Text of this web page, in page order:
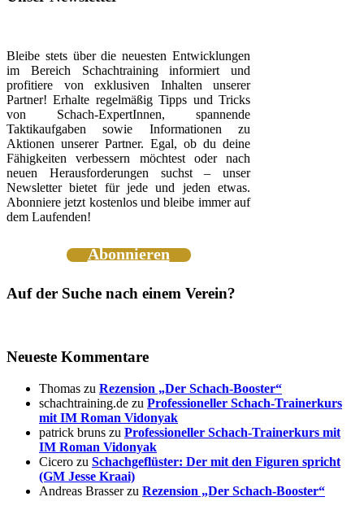
Bleibe stets über die neuesten Entwicklungen
im Bereich Schachtraining informiert und
profitiere von exklusiven Inhalten unserer
Partner! Erhalte regelmäßig Tipps und Tricks
von Schach-ExpertInnen, spannende
Taktikaufgaben sowie Informationen zu
Aktionen unserer Partner. Egal, ob du deine
Fähigkeiten verbessern möchtest oder nach
neuen Herausforderungen suchst – unser
Newsletter bietet für jede und jeden etwas.
Abonniere jetzt kostenlos und bleibe immer auf
dem Laufenden!
Abonnieren
Auf der Suche nach einem Verein?
Neueste Kommentare
Thomas zu Rezension „Der Schach-Booster“
schachtraining.de zu Professioneller Schach-Trainerkurs
mit IM Roman Vidonyak
patrick bruns zu Professioneller Schach-Trainerkurs mit
IM Roman Vidonyak
Cicero zu Schachgeflüster: Der mit den Figuren spricht
(GM Jesse Kraai)
Andreas Brasserzu Rezension „Der Schach-Booster“